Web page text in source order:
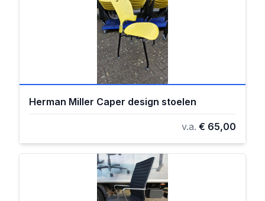
Herman Miller Caper design stoelen
v.a. € 65,00